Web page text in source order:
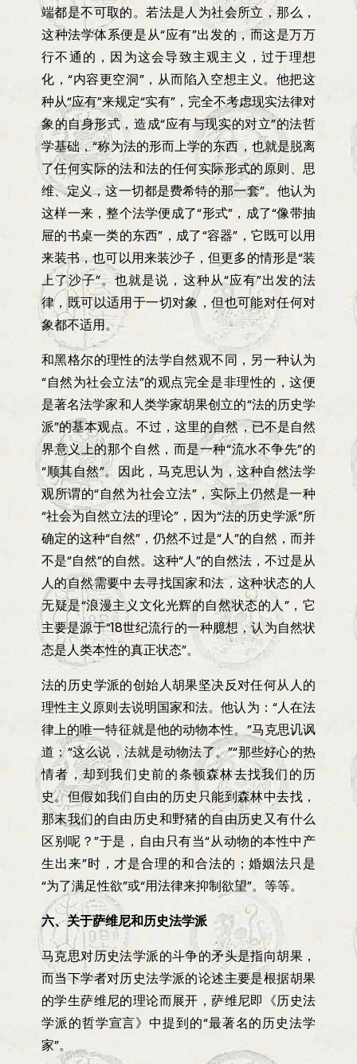
端都是不可取的。若法是人为社会所立，那么，
这种法学体系便是从“应有”出发的，而这是万万
行不通的，因为这会导致主观主义，过于理想
化，“内容更空洞”，从而陷入空想主义。他把这
种从“应有”来规定“实有” ，完全不考虑现实法律对
象的自身形式，造成“应有与现实的对立”的法哲
学基础，“称为法的形而上学的东西，也就是脱离
了任何实际的法和法的任何实际形式的原则、思
维、定义，这一切都是费希特的那一套”。他认为
这样一来，整个法学便成了“形式” ，成了“像带抽
屉的书桌一类的东西” ，成了“容器” ，它既可以用
来装书，也可以用来装沙子，但更多的情形是“装
上了沙子”。也就是说，这种从“应有”出发的法
律，既可以适用于一切对象，但也可能对任何对
象都不适用。
和黑格尔的理性的法学自然观不同，另一种认为
“自然为社会立法”的观点完全是非理性的，这便
是著名法学家和人类学家胡果创立的“法的历史学
派”的基本观点。不过，这里的自然，已不是自然
界意义上的那个自然，而是一种“流水不争先”的
“顺其自然”。因此，马克思认为，这种自然法学
观所谓的“自然为社会立法”，实际上仍然是一种
“社会为自然立法的理论” ，因为“法的历史学派”所
确定的这种“自然” ，仍然不过是“人”的自然，而并
不是“自然”的自然。这种“人”的自然法，不过是从
人的自然需要中去寻找国家和法，这种状态的人
无疑是“浪漫主义文化光辉的自然状态的人”，它
主要是源于“18世纪流行的一种臆想，认为自然状
态是人类本性的真正状态”。
法的历史学派的创始人胡果坚决反对任何从人的
理性主义原则去说明国家和法。他认为： “人在法
律上的唯一特征就是他的动物本性。 ”马克思讥讽
道：“这么说，法就是动物法了。”“那些好心的热
情者，却到我们史前的条顿森林去找我们的历
史。但假如我们自由的历史只能到森林中去找，
那末我们的自由历史和野猪的自由历史又有什么
区别呢？”于是，自由只有当“从动物的本性中产
生出来”时，才是合理的和合法的；婚姻法只是
“为了满足性欲”或“用法律来抑制欲望”。等等。
六、关于萨维尼和历史法学派
马克思对历史法学派的斗争的矛头是指向胡果，
而当下学者对历史法学派的论述主要是根据胡果
的学生萨维尼的理论而展开，萨维尼即《历史法
学派的哲学宣言》中提到的“最著名的历史法学
家”。